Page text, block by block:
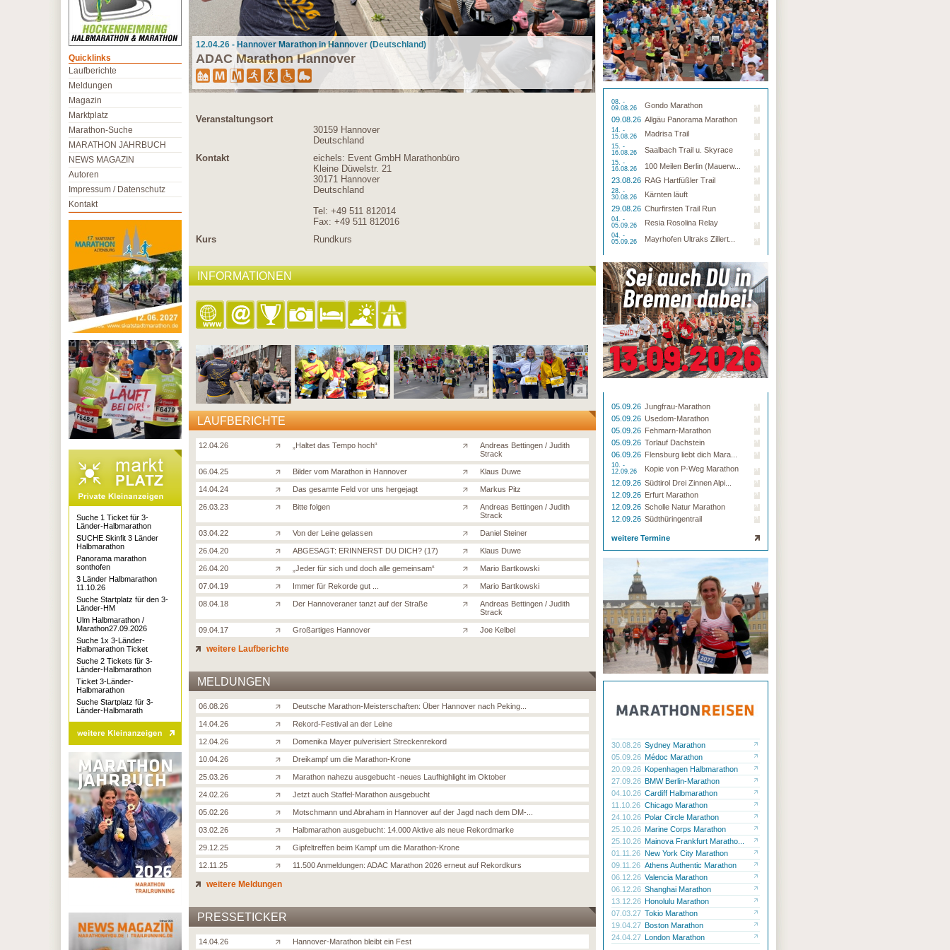
12.04.26 - Hannover Marathon in Hannover (Deutschland)
ADAC Marathon Hannover
Veranstaltungsort
30159 Hannover
Deutschland
Kontakt
eichels: Event GmbH Marathonbüro
Kleine Düwelstr. 21
30171 Hannover
Deutschland
Tel: +49 511 812014
Fax: +49 511 812016
Kurs
Rundkurs
INFORMATIONEN
LAUFBERICHTE
12.04.26 „Haltet das Tempo hoch“
Andreas Bettingen / Judith
Strack
06.04.25 Bilder vom Marathon in Hannover Klaus Duwe
14.04.24 Das gesamte Feld vor uns hergejagt Markus Pitz
26.03.23 Bitte folgen
Andreas Bettingen / Judith
Strack
03.04.22 Von der Leine gelassen Daniel Steiner
26.04.20 ABGESAGT: ERINNERST DU DICH? (17) Klaus Duwe
26.04.20 „Jeder für sich und doch alle gemeinsam“ Mario Bartkowski
07.04.19 Immer für Rekorde gut ... Mario Bartkowski
08.04.18 Der Hannoveraner tanzt auf der Straße
Andreas Bettingen / Judith
Strack
09.04.17 Großartiges Hannover Joe Kelbel
weitere Laufberichte
MELDUNGEN
06.08.26 Deutsche Marathon-Meisterschaften: Über Hannover nach Peking...
14.04.26 Rekord-Festival an der Leine
12.04.26 Domenika Mayer pulverisiert Streckenrekord
10.04.26 Dreikampf um die Marathon-Krone
25.03.26 Marathon nahezu ausgebucht -neues Laufhighlight im Oktober
24.02.26 Jetzt auch Staffel-Marathon ausgebucht
05.02.26 Motschmann und Abraham in Hannover auf der Jagd nach dem DM-...
03.02.26 Halbmarathon ausgebucht: 14.000 Aktive als neue Rekordmarke
29.12.25 Gipfeltreffen beim Kampf um die Marathon-Krone
12.11.25 11.500 Anmeldungen: ADAC Marathon 2026 erneut auf Rekordkurs
weitere Meldungen
PRESSETICKER
14.04.26 Hannover-Marathon bleibt ein Fest
08. -
09.08.26
Gondo Marathon
09.08.26 Allgäu Panorama Marathon
14. -
15.08.26
Madrisa Trail
15. -
16.08.26
Saalbach Trail u. Skyrace
15. -
16.08.26
100 Meilen Berlin (Mauerw...
23.08.26 RAG Hartfüßler Trail
28. -
30.08.26
Kärnten läuft
29.08.26 Churfirsten Trail Run
04. -
05.09.26
Resia Rosolina Relay
04. -
05.09.26
Mayrhofen Ultraks Zillert...
05.09.26 Jungfrau-Marathon
05.09.26 Usedom-Marathon
05.09.26 Fehmarn-Marathon
05.09.26 Torlauf Dachstein
06.09.26 Flensburg liebt dich Mara...
10. -
12.09.26
Kopie von P-Weg Marathon
12.09.26 Südtirol Drei Zinnen Alpi...
12.09.26 Erfurt Marathon
12.09.26 Scholle Natur Marathon
12.09.26 Südthüringentrail
weitere Termine
30.08.26 Sydney Marathon
05.09.26 Médoc Marathon
20.09.26 Kopenhagen Halbmarathon
27.09.26 BMW Berlin-Marathon
04.10.26 Cardiff Halbmarathon
11.10.26 Chicago Marathon
24.10.26 Polar Circle Marathon
25.10.26 Marine Corps Marathon
25.10.26 Mainova Frankfurt Maratho...
01.11.26 New York City Marathon
09.11.26 Athens Authentic Marathon
06.12.26 Valencia Marathon
06.12.26 Shanghai Marathon
13.12.26 Honolulu Marathon
07.03.27 Tokio Marathon
19.04.27 Boston Marathon
24.04.27 London Marathon
Quicklinks
Laufberichte
Meldungen
Magazin
Marktplatz
Marathon-Suche
MARATHON JAHRBUCH
NEWS MAGAZIN
Autoren
Impressum / Datenschutz
Kontakt
Suche 1 Ticket für 3-
Länder-Halbmarathon
SUCHE Skinfit 3 Länder
Halbmarathon
Panorama marathon
sonthofen
3 Länder Halbmarathon
11.10.26
Suche Startplatz für den 3-
Länder-HM
Ulm Halbmarathon /
Marathon27.09.2026
Suche 1x 3-Länder-
Halbmarathon Ticket
Suche 2 Tickets für 3-
Länder-Halbmarathon
Ticket 3-Länder-
Halbmarathon
Suche Startplatz für 3-
Länder-Halbmarath